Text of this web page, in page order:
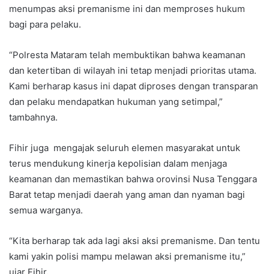
menumpas aksi premanisme ini dan memproses hukum
bagi para pelaku.
“Polresta Mataram telah membuktikan bahwa keamanan
dan ketertiban di wilayah ini tetap menjadi prioritas utama.
Kami berharap kasus ini dapat diproses dengan transparan
dan pelaku mendapatkan hukuman yang setimpal,”
tambahnya.
Fihir juga mengajak seluruh elemen masyarakat untuk
terus mendukung kinerja kepolisian dalam menjaga
keamanan dan memastikan bahwa orovinsi Nusa Tenggara
Barat tetap menjadi daerah yang aman dan nyaman bagi
semua warganya.
“Kita berharap tak ada lagi aksi aksi premanisme. Dan tentu
kami yakin polisi mampu melawan aksi premanisme itu,”